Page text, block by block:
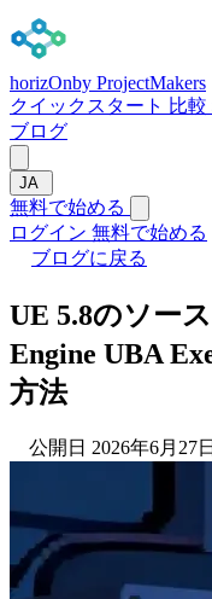
horizOnby ProjectMakers
クイックスタート 比較
ブログ
JA
無料で始める
ログイン 無料で始める
ブログに戻る
UE 5.8のソー
Engine UBA
方法
公開日 2026年6月27日